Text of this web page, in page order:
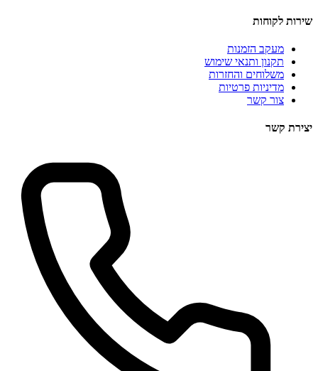
שירות לקוחות
מעקב הזמנות
תקנון ותנאי שימוש
משלוחים והחזרות
מדיניות פרטיות
צור קשר
יצירת קשר